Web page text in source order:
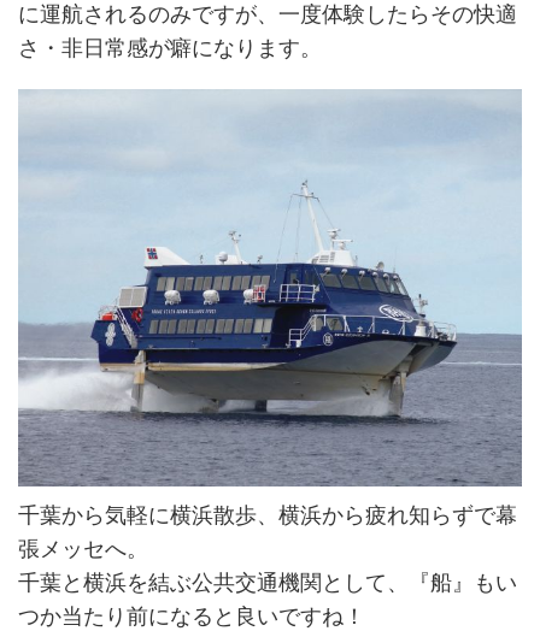
に運航されるのみですが、一度体験したらその快適
さ・非日常感が癖になります。
千葉から気軽に横浜散歩、横浜から疲れ知らずで幕
張メッセへ。
千葉と横浜を結ぶ公共交通機関として、『船』もい
つか当たり前になると良いですね！